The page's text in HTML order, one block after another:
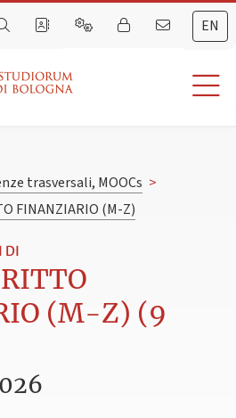
EN
trasversali, MOOCs >
FINANZIARIO (M-Z)
DI
(M-Z) (9